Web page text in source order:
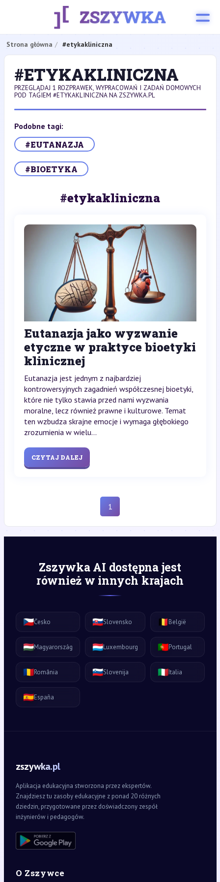
Strona główna #etykakliniczna
#ETYKAKLINICZNA
PRZEGLĄDAJ 1 ROZPRAWEK, WYPRACOWAŃ I ZADAŃ DOMOWYCH
POD TAGIEM #ETYKAKLINICZNA NA ZSZYWKA.PL
Podobne tagi:
#EUTANAZJA
#BIOETYKA
#etykakliniczna
Eutanazja jako wyzwanie
etyczne w praktyce bioetyki
klinicznej
Eutanazja jest jednym z najbardziej
kontrowersyjnych zagadnień współczesnej bioetyki,
które nie tylko stawia przed nami wyzwania
moralne, lecz również prawne i kulturowe. Temat
ten wzbudza skrajne emocje i wymaga głębokiego
zrozumienia w wielu...
CZYTAJ DALEJ
1
Zszywka AI dostępna jest
również w innych krajach
🇨🇿Česko 🇸🇰Slovensko 🇧🇪België
🇭🇺Magyarország 🇱🇺Luxembourg 🇵🇹Portugal
🇷🇴România 🇸🇮Slovenija 🇮🇹Italia
🇪🇸España
zszywka.pl
Aplikacja edukacyjna stworzona przez ekspertów.
Znajdziesz tu zasoby edukacyjne z ponad 20 różnych
dziedzin, przygotowane przez doświadczony zespół
inżynierów i pedagogów.
O Zszywce